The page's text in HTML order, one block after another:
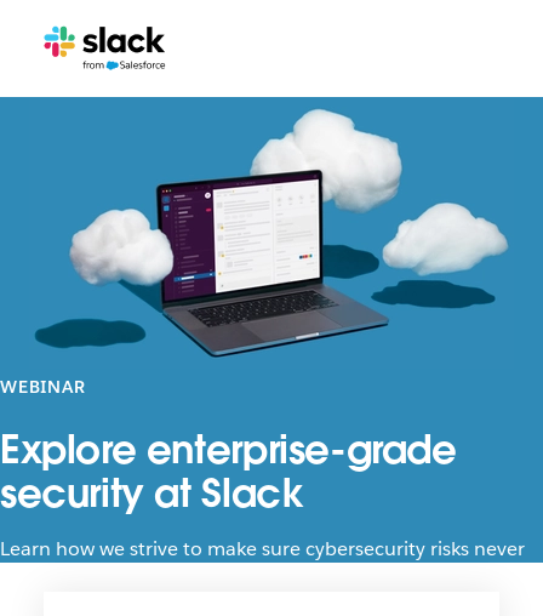
WEBINAR
Explore enterprise-grade
security at Slack
Learn how we strive to make sure cybersecurity risks never